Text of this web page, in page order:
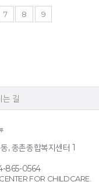
7 8 9
는 길
, 종촌종합복지센터 1
865-0564
FOR CHILDCARE.